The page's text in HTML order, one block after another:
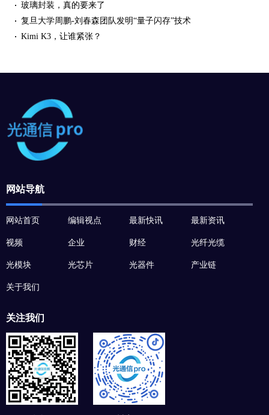
玻璃封装，真的要来了
复旦大学周鹏-刘春森团队发明“量子闪存”技术
Kimi K3，让谁紧张？
网站导航
网站首页 编辑视点 最新快讯 最新资讯
视频 企业 财经 光纤光缆
光模块 光芯片 光器件 产业链
关于我们
关注我们